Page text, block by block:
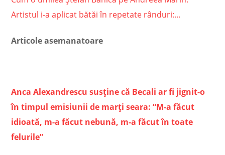
Artistul i-a aplicat bătăi în repetate rânduri:...
Articole asemanatoare
Anca Alexandrescu susţine că Becali ar fi jignit-o
în timpul emisiunii de marţi seara: “M-a făcut
idioată, m-a făcut nebună, m-a făcut în toate
felurile”